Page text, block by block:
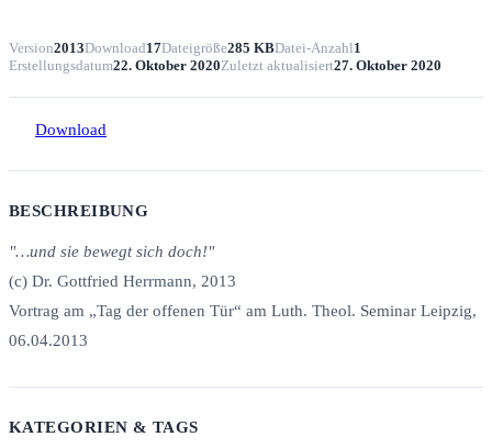
Version2013Download17Dateigröße285 KBDatei-Anzahl1
Erstellungsdatum22. Oktober 2020Zuletzt aktualisiert27. Oktober 2020
Download
BESCHREIBUNG
"…und sie bewegt sich doch!"
(c) Dr. Gottfried Herrmann, 2013
Vortrag am „Tag der offenen Tür“ am Luth. Theol. Seminar Leipzig,
06.04.2013
KATEGORIEN & TAGS